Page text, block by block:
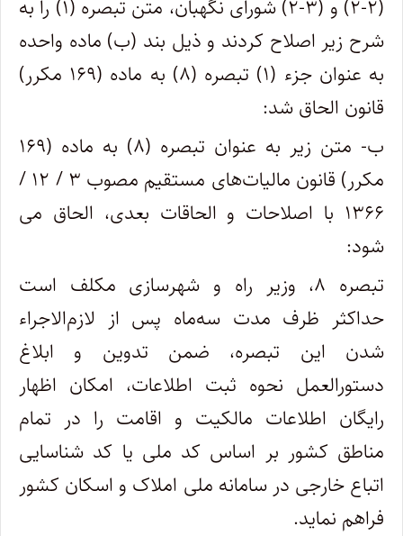
(۲-۲) و (۳-۲) شورای نگهبان، متن تبصره (۱) را به
شرح زیر اصلاح کردند و ذیل بند (ب) ماده واحده
به عنوان جزء (۱) تبصره (۸) به ماده (۱۶۹ مکرر)
قانون الحاق شد:
ب- متن زیر به عنوان تبصره (۸) به ماده (۱۶۹
مکرر) قانون مالیات‌های مستقیم مصوب ۳ / ۱۲ /
۱۳۶۶ با اصلاحات و الحاقات بعدی، الحاق می‏
شود:
تبصره ۸، وزیر راه‌ و شهرسازی مکلف است
حداکثر ظرف مدت سه‌ماه پس از لازم‌الاجراء
شدن این تبصره، ضمن تدوین و ابلاغ
دستورالعمل نحوه ثبت اطلاعات، امکان اظهار
رایگان اطلاعات مالکیت و اقامت را در تمام
مناطق کشور بر اساس کد ملی یا کد شناسایی
اتباع خارجی در سامانه ملی املاک و اسکان کشور
فراهم نماید.